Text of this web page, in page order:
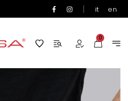
| it en
0